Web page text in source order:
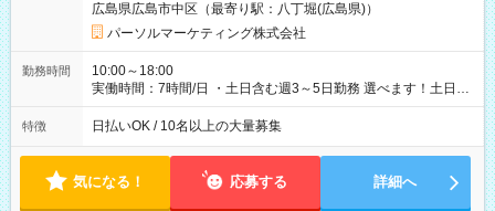
広島県広島市中区（最寄り駅：八丁堀(広島県)）
パーソルマーケティング株式会社
勤務時間
10:00～18:00
実働時間：7時間/日 ・土日含む週3～5日勤務 選べます！土日も
休みやすい！ ・残業は有りません！
特徴 日払いOK / 10名以上の大量募集
気になる！ 応募する 詳細へ